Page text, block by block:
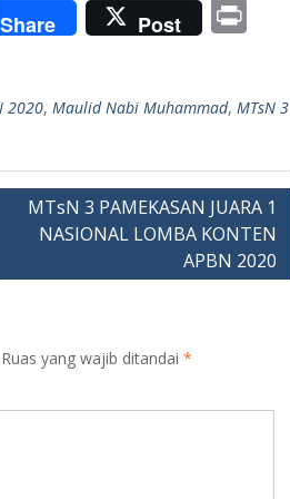
Share Post Pr
2020, Maulid Nabi Muhammad, MTsN 3
MTsN 3 PAMEKASAN JUARA 1
NASIONAL LOMBA KONTEN
APBN 2020
Ruas yang wajib ditandai *